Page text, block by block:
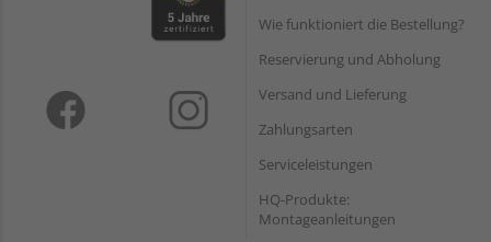
Wie funktioniert die Bestellung?
Reservierung und Abholung
Versand und Lieferung
Zahlungsarten
Serviceleistungen
HQ-Produkte:
Montageanleitungen